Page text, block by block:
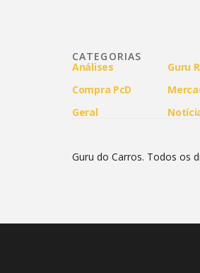
CATEGORIAS
Análises
Compra PcD
Geral
Guru
Guru do Carros. Todos os